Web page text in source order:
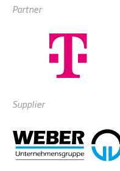
Partner
Supplier